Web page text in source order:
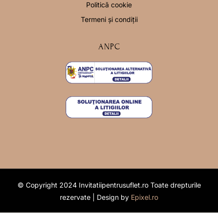
Politică cookie
Termeni și condiții
ANPC
© Copyright 2024 Invitatiipentrusuflet.ro Toate drepturile
rezervate | Design by Epixel.ro